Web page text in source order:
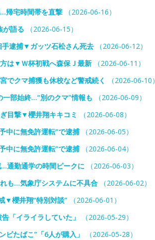
帰宅時間帯を直撃 （2026-06-16）
が語る （2026-06-15）
逮捕▼ガッツ石松さん死去 （2026-06-12）
は▼Ｗ杯初戦へ森保Ｊ最新 （2026-06-11）
クマ捕獲も休校など警戒続く
（2026-06-10）
部始終…“別のクマ”情報も （2026-06-09）
目撃▼櫻井翔キキコミ
（2026-06-08）
中に無免許運転”で逮捕（2026-06-05）
中に無免許運転”で逮捕（2026-06-04）
通勤通学の時間ピークに （2026-06-03）
も…気象庁システムに不具合 （2026-06-02）
▼櫻井翔“特別対談” （2026-06-01）
「イライラしていた」
（2026-05-29）
たばこ”「6人が購入」
（2026-05-28）